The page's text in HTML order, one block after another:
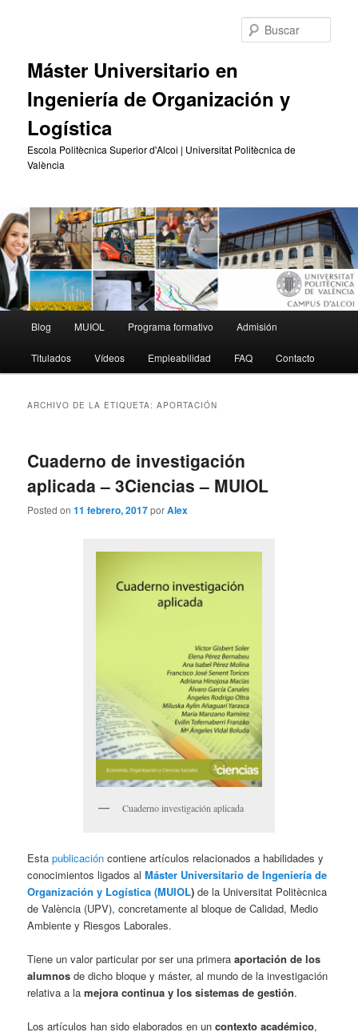
Máster Universitario en
Ingeniería de Organización y
Logística
Escola Politècnica Superior d'Alcoi | Universitat Politècnica de
València
principal
Blog MUIOL Programa formativo Admisión
Titulados Vídeos Empleabilidad FAQ Contacto
ARCHIVO DE LA ETIQUETA:APORTACIÓN
Cuaderno de investigación
aplicada – 3Ciencias – MUIOL
Posted on11 febrero, 2017porAlex
Cuaderno investigación aplicada
Estapublicación contiene artículos relacionados a habilidades y
conocimientos ligados alMáster Universitario de Ingeniería de
Organización y Logística (MUIOL) de la Universitat Politècnica
de València (UPV), concretamente al bloque de Calidad, Medio
Ambiente y Riesgos Laborales.
Tiene un valor particular por ser una primeraaportación de los
alumnos de dicho bloque y máster, al mundo de la investigación
relativa a lamejora continua y los sistemas de gestión.
Los artículos han sido elaborados en uncontexto académico,